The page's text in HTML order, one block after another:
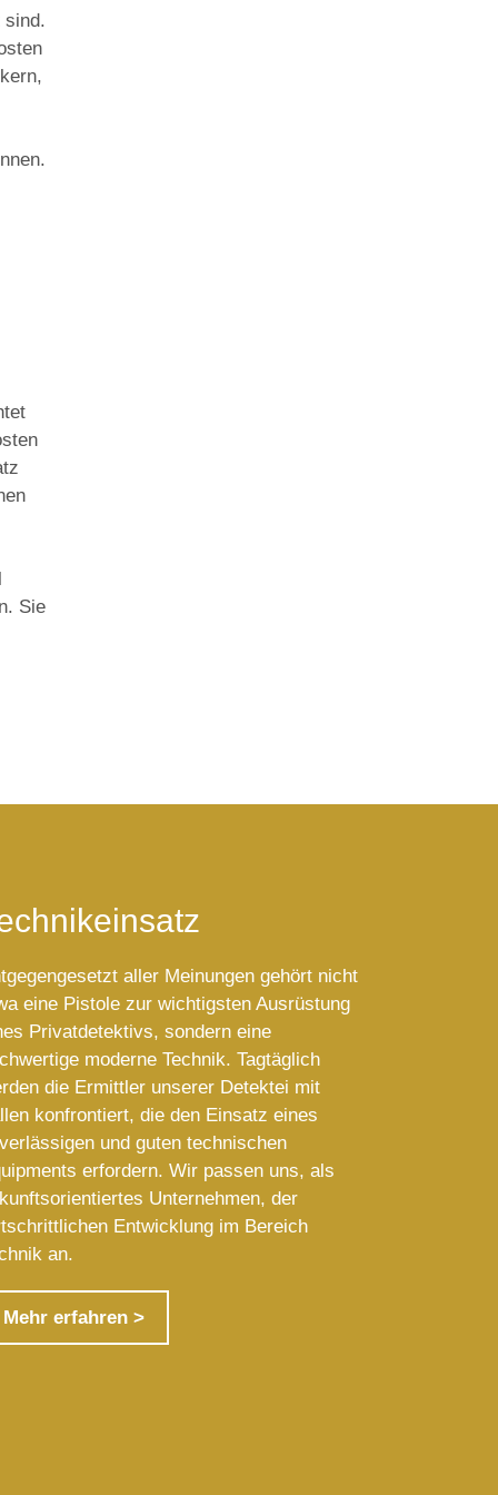
sind.
Sie
aller Meinungen gehört nicht
eine Pistole zur wichtigsten Ausrüstung
Privatdetektivs, sondern eine
moderne Technik. Tagtäglich
die Ermittler unserer Detektei mit
konfrontiert, die den Einsatz eines
und guten technischen
erfordern. Wir passen uns, als
Unternehmen, der
Entwicklung im Bereich
an.
Mehr erfahren >